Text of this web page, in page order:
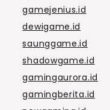
gamejenius.id
dewigame.id
saunggame.id
shadowgame.id
gamingaurora.id
gamingberita.id